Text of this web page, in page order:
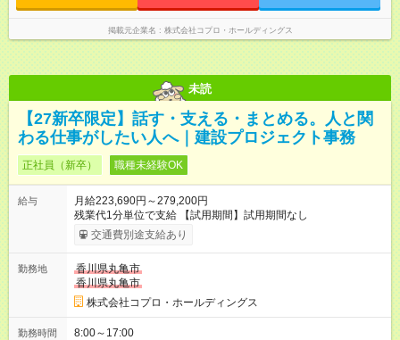
掲載元企業名 株式会社コプロ・ホールディングス
未読
【27新卒限定】話す・支える・まとめる。人と関
わる仕事がしたい人へ｜建設プロジェクト事務
正社員（新卒） 職種未経験OK
給与
月給223,690円～279,200円
残業代1分単位で支給 【試用期間】試用期間なし
交通費別途支給あり
勤務地
香川県丸亀市
香川県丸亀市
株式会社コプロ・ホールディングス
勤務時間
8:00～17:00